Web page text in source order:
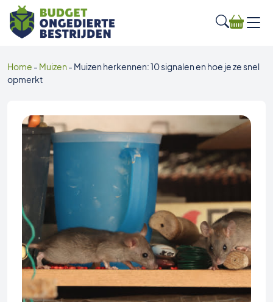
Home - Muizen - Muizen herkennen: 10 signalen en hoe je ze snel
opmerkt